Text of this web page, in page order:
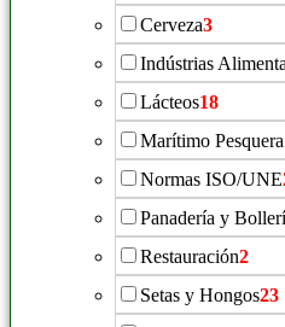
Cerveza3
Indústrias
Lácteos18
Marítimo
Normas ISO/UNE
Panadería y
Restauración2
Setas y Hongos23